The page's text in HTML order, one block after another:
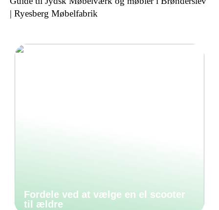
| Ryesberg Møbelfabrik
Fordele ved at vælge en el scooter
til ældre